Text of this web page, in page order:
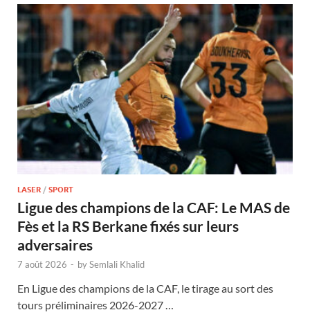
LASER / SPORT
Ligue des champions de la CAF: Le MAS de
Fès et la RS Berkane fixés sur leurs
adversaires
7 août 2026 - bySemlali Khalid
En Ligue des champions de la CAF, le tirage au sort des
tours préliminaires 2026-2027 …